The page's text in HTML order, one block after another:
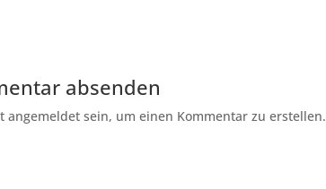
absenden
angemeldet sein, um einen Kommentar zu erstellen.